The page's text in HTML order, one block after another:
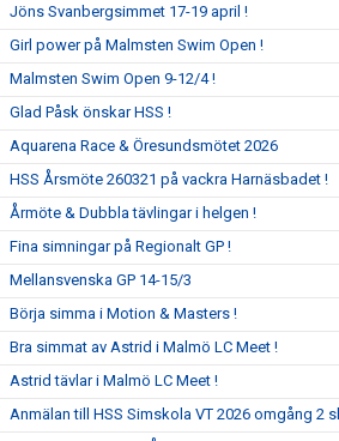
Jöns Svanbergsimmet 17-19 april !
Girl power på Malmsten Swim Open !
Malmsten Swim Open 9-12/4 !
Glad Påsk önskar HSS !
Aquarena Race & Öresundsmötet 2026
HSS Årsmöte 260321 på vackra Harnäsbadet !
Årmöte & Dubbla tävlingar i helgen !
Fina simningar på Regionalt GP !
Mellansvenska GP 14-15/3
Börja simma i Motion & Masters !
Bra simmat av Astrid i Malmö LC Meet !
Astrid tävlar i Malmö LC Meet !
Anmälan till HSS Simskola VT 2026 omgång 2